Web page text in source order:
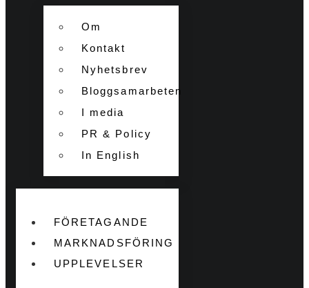
Om
Kontakt
Nyhetsbrev
Bloggsamarbeten
I media
PR & Policy
In English
FÖRETAGANDE
MARKNADSFÖRING
UPPLEVELSER